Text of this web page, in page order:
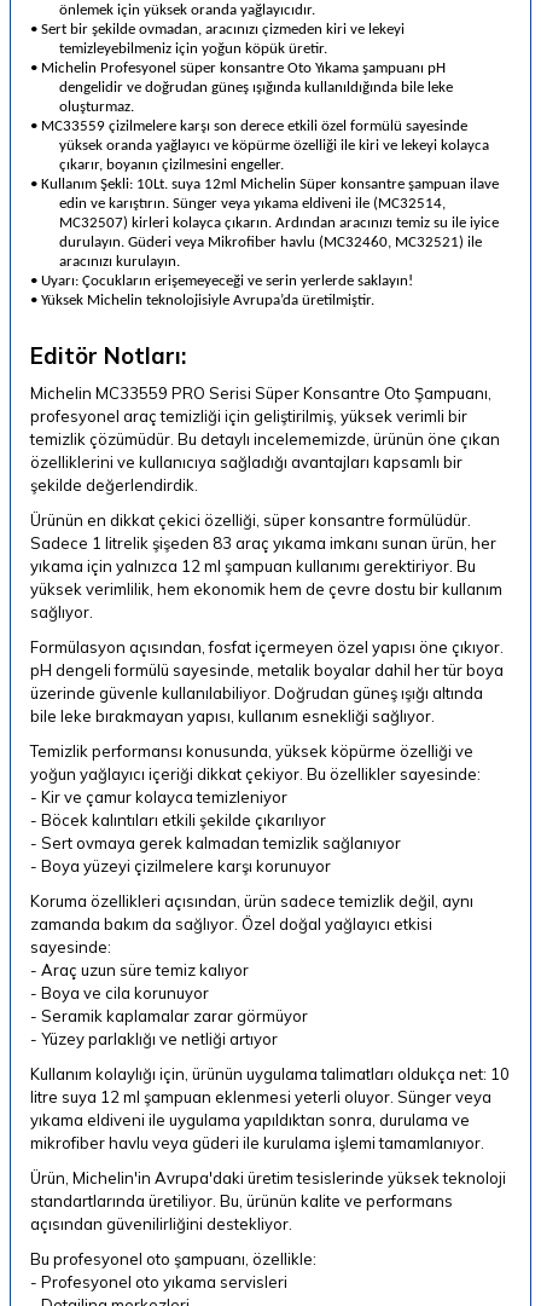
önlemek için yüksek oranda yağlayıcıdır.
• Sert bir şekilde ovmadan, aracınızı çizmeden kiri ve lekeyi
temizleyebilmeniz için yoğun köpük üretir.
• Michelin Profesyonel süper konsantre Oto Yıkama şampuanı pH
dengelidir ve doğrudan güneş ışığında kullanıldığında bile leke
oluşturmaz.
• MC33559 çizilmelere karşı son derece etkili özel formülü sayesinde
yüksek oranda yağlayıcı ve köpürme özelliği ile kiri ve lekeyi kolayca
çıkarır, boyanın çizilmesini engeller.
• Kullanım Şekli: 10Lt. suya 12ml Michelin Süper konsantre şampuan ilave
edin ve karıştırın. Sünger veya yıkama eldiveni ile (MC32514,
MC32507) kirleri kolayca çıkarın. Ardından aracınızı temiz su ile iyice
durulayın. Güderi veya Mikrofiber havlu (MC32460, MC32521) ile
aracınızı kurulayın.
• Uyarı: Çocukların erişemeyeceği ve serin yerlerde saklayın!
• Yüksek Michelin teknolojisiyle Avrupa’da üretilmiştir.
Editör Notları:
Michelin MC33559 PRO Serisi Süper Konsantre Oto Şampuanı,
profesyonel araç temizliği için geliştirilmiş, yüksek verimli bir
temizlik çözümüdür. Bu detaylı incelememizde, ürünün öne çıkan
özelliklerini ve kullanıcıya sağladığı avantajları kapsamlı bir
şekilde değerlendirdik.
Ürünün en dikkat çekici özelliği, süper konsantre formülüdür.
Sadece 1 litrelik şişeden 83 araç yıkama imkanı sunan ürün, her
yıkama için yalnızca 12 ml şampuan kullanımı gerektiriyor. Bu
yüksek verimlilik, hem ekonomik hem de çevre dostu bir kullanım
sağlıyor.
Formülasyon açısından, fosfat içermeyen özel yapısı öne çıkıyor.
pH dengeli formülü sayesinde, metalik boyalar dahil her tür boya
üzerinde güvenle kullanılabiliyor. Doğrudan güneş ışığı altında
bile leke bırakmayan yapısı, kullanım esnekliği sağlıyor.
Temizlik performansı konusunda, yüksek köpürme özelliği ve
yoğun yağlayıcı içeriği dikkat çekiyor. Bu özellikler sayesinde:
- Kir ve çamur kolayca temizleniyor
- Böcek kalıntıları etkili şekilde çıkarılıyor
- Sert ovmaya gerek kalmadan temizlik sağlanıyor
- Boya yüzeyi çizilmelere karşı korunuyor
Koruma özellikleri açısından, ürün sadece temizlik değil, aynı
zamanda bakım da sağlıyor. Özel doğal yağlayıcı etkisi
sayesinde:
- Araç uzun süre temiz kalıyor
- Boya ve cila korunuyor
- Seramik kaplamalar zarar görmüyor
- Yüzey parlaklığı ve netliği artıyor
Kullanım kolaylığı için, ürünün uygulama talimatları oldukça net: 10
litre suya 12 ml şampuan eklenmesi yeterli oluyor. Sünger veya
yıkama eldiveni ile uygulama yapıldıktan sonra, durulama ve
mikrofiber havlu veya güderi ile kurulama işlemi tamamlanıyor.
Ürün, Michelin'in Avrupa'daki üretim tesislerinde yüksek teknoloji
standartlarında üretiliyor. Bu, ürünün kalite ve performans
açısından güvenilirliğini destekliyor.
Bu profesyonel oto şampuanı, özellikle:
- Profesyonel oto yıkama servisleri